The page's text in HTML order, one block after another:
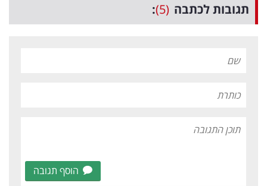
תגובות לכתבה (5)
:
הוסף תגובה